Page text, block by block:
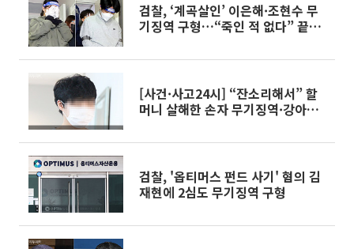
검찰, ‘계곡살인’ 이은해·조현수 무
기징역 구형…“죽인 적 없다” 끝까
[사건·사고24시] “잔소리해서” 할
머니 살해한 손자 무기징역·강아지
外
검찰, '옵티머스 펀드 사기' 혐의 김
재현에 2심도 무기징역 구형